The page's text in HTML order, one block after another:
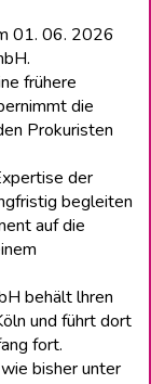
01. 06. 2026
frühere
die
Prokuristen
der
begleiten
auf die
behält lhren
und führt dort
fort.
bisher unter